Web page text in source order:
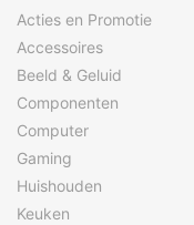
Acties en Promotie
Accessoires
Beeld & Geluid
Componenten
Computer
Gaming
Huishouden
Keuken